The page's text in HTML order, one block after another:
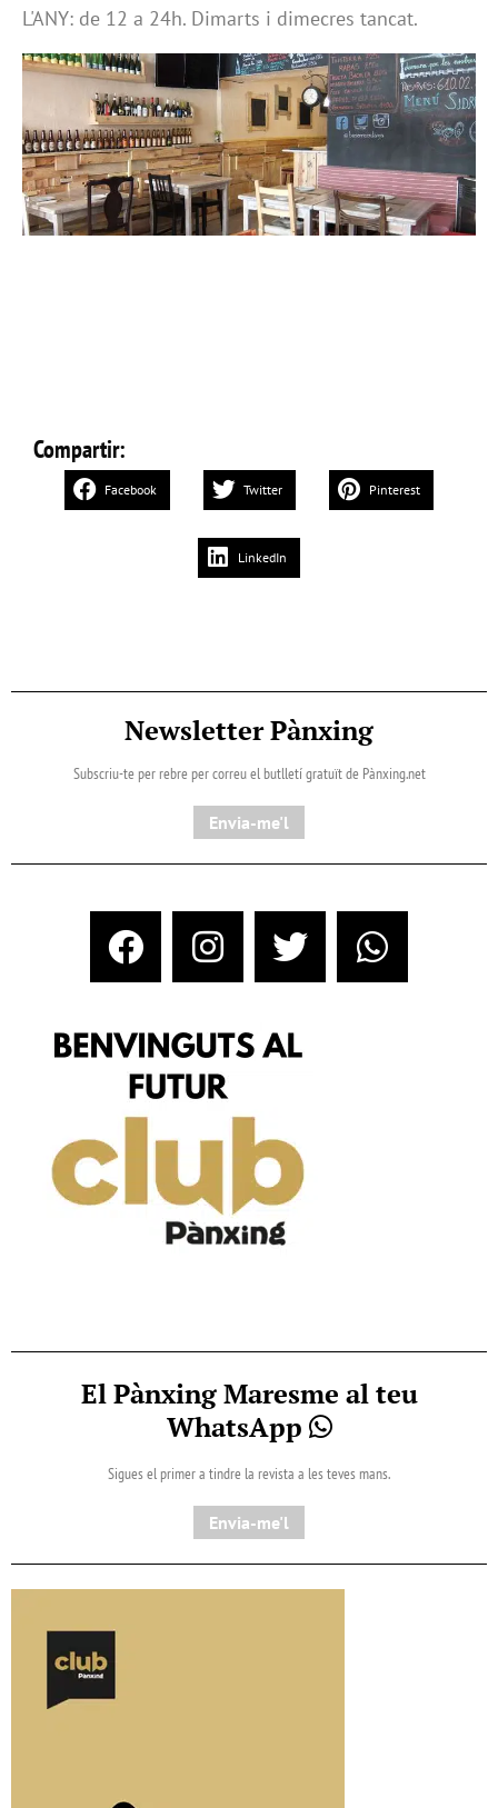
L'ANY: de 12 a 24h. Dimarts i dimecres tancat.
Compartir:
Facebook Twitter Pinterest
LinkedIn
Newsletter Pànxing
Subscriu-te per rebre per correu el butlletí gratuït de Pànxing.net​
Envia-me'l
El Pànxing Maresme al teu
WhatsApp
Sigues el primer a tindre la revista a les teves mans.
Envia-me'l